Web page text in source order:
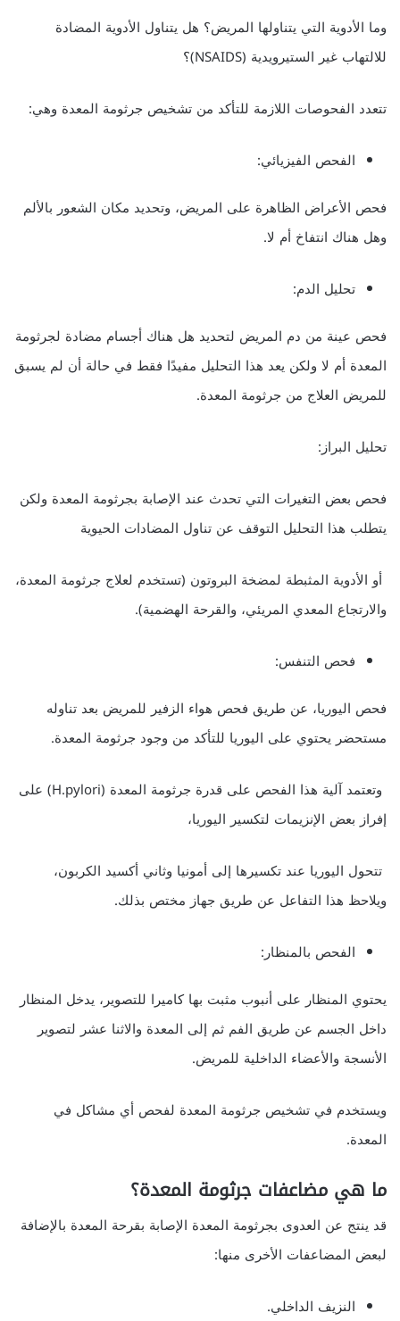
وما الأدوية التي يتناولها المريض؟ هل يتناول الأدوية المضادة
للالتهاب غير الستيرويدية (NSAIDS)؟
تتعدد الفحوصات اللازمة للتأكد من تشخيص جرثومة المعدة وهي:
الفحص الفيزيائي:
فحص الأعراض الظاهرة على المريض، وتحديد مكان الشعور بالألم
وهل هناك انتفاخ أم لا.
تحليل الدم:
فحص عينة من دم المريض لتحديد هل هناك أجسام مضادة لجرثومة
المعدة أم لا ولكن يعد هذا التحليل مفيدًا فقط في حالة أن لم يسبق
للمريض العلاج من جرثومة المعدة.
تحليل البراز:
فحص بعض التغيرات التي تحدث عند الإصابة بجرثومة المعدة ولكن
يتطلب هذا التحليل التوقف عن تناول المضادات الحيوية
أو الأدوية المثبطة لمضخة البروتون (تستخدم لعلاج جرثومة المعدة،
والارتجاع المعدي المريئي، والقرحة الهضمية).
فحص التنفس:
فحص اليوريا، عن طريق فحص هواء الزفير للمريض بعد تناوله
مستحضر يحتوي على اليوريا للتأكد من وجود جرثومة المعدة.
وتعتمد آلية هذا الفحص على قدرة جرثومة المعدة (H.pylori) على
إفراز بعض الإنزيمات لتكسير اليوريا،
تتحول اليوريا عند تكسيرها إلى أمونيا وثاني أكسيد الكربون،
ويلاحظ هذا التفاعل عن طريق جهاز مختص بذلك.
الفحص بالمنظار:
يحتوي المنظار على أنبوب مثبت بها كاميرا للتصوير، يدخل المنظار
داخل الجسم عن طريق الفم ثم إلى المعدة والاثنا عشر لتصوير
الأنسجة والأعضاء الداخلية للمريض.
ويستخدم في تشخيص جرثومة المعدة لفحص أي مشاكل في
المعدة.
ما هي مضاعفات جرثومة المعدة؟
قد ينتج عن العدوى بجرثومة المعدة الإصابة بقرحة المعدة بالإضافة
لبعض المضاعفات الأخرى منها:
النزيف الداخلي.